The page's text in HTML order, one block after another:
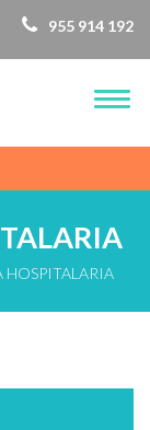
955 914 192